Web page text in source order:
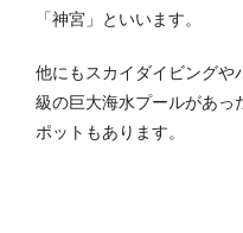
「神宮」といいます。
他にもスカイダイビングや
級の巨大海水プールがあっ
ポットもあります。